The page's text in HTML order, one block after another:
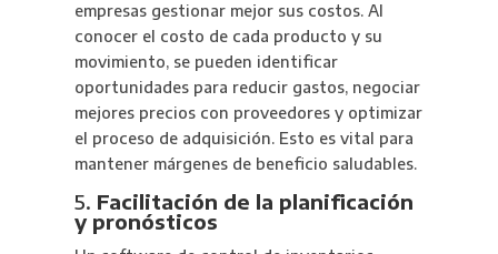
empresas gestionar mejor sus costos. Al
conocer el costo de cada producto y su
movimiento, se pueden identificar
oportunidades para reducir gastos, negociar
mejores precios con proveedores y optimizar
el proceso de adquisición. Esto es vital para
mantener márgenes de beneficio saludables.
5. Facilitación de la planificación
y pronósticos